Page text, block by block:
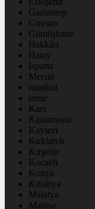
Gaziantep
Giresun
Gümüşhane
Hakkâri
Hatay
Isparta
Mersin
istanbul
izmir
Kars
Kastamonu
Kayseri
Kırklareli
Kırşehir
Kocaeli
Konya
Kütahya
Malatya
Manisa